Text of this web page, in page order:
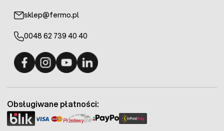
sklep@fermo.pl
0048 62 739 40 40
Obsługiwane płatności: